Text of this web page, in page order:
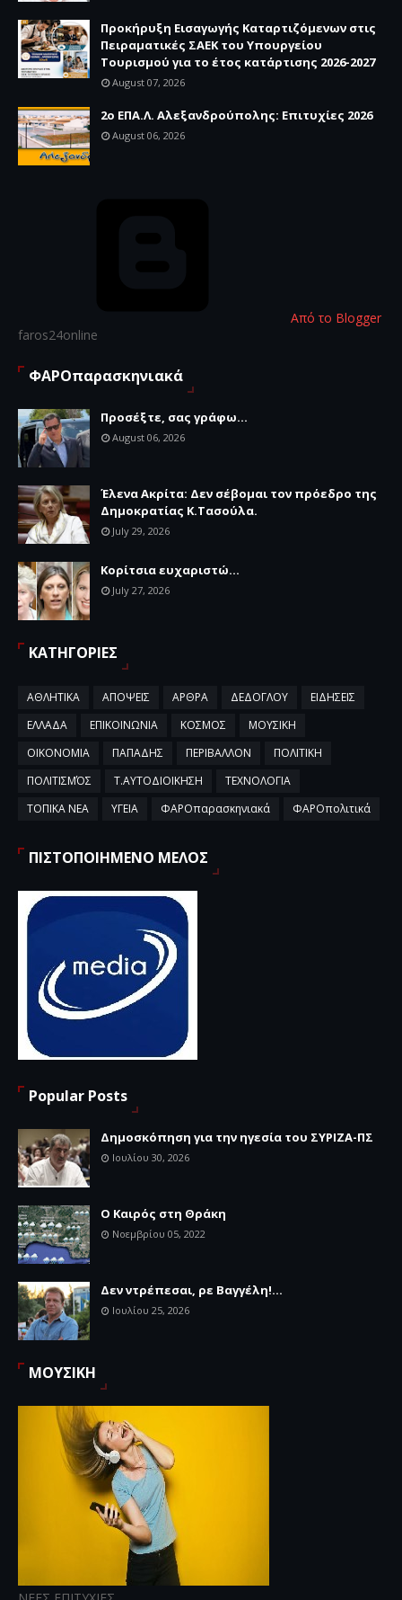
Προκήρυξη Εισαγωγής Καταρτιζόμενων στις
Πειραματικές ΣΑΕΚ του Υπουργείου
Τουρισμού για το έτος κατάρτισης 2026-2027
August 07, 2026
2ο ΕΠΑ.Λ. Αλεξανδρούπολης: Επιτυχίες 2026
August 06, 2026
Από το Blogger
faros24online
ΦΑΡΟπαρασκηνιακά
Προσέξτε, σας γράφω...
August 06, 2026
Έλενα Ακρίτα: Δεν σέβομαι τον πρόεδρο της
Δημοκρατίας Κ.Τασούλα.
July 29, 2026
Κορίτσια ευχαριστώ...
July 27, 2026
ΚΑΤΗΓΟΡΙΕΣ
ΑΘΛΗΤΙΚΑ ΑΠΟΨΕΙΣ ΑΡΘΡΑ ΔΕΔΟΓΛΟΥ
ΕΙΔΗΣΕΙΣ
ΕΛΛΑΔΑ
ΕΠΙΚΟΙΝΩΝΙΑ ΚΟΣΜΟΣ
ΜΟΥΣΙΚΗ
ΟΙΚΟΝΟΜΙΑ
ΠΑΠΑΔΗΣ ΠΕΡΙΒΑΛΛΟΝ
ΠΟΛΙΤΙΚΗ
ΠΟΛΙΤΙΣΜΌΣ
Τ.ΑΥΤΟΔΙΟΙΚΗΣΗ
ΤΕΧΝΟΛΟΓΙΑ
ΤΟΠΙΚΑ ΝΕΑ
ΥΓΕΙΑ ΦΑΡΟπαρασκηνιακά ΦΑΡΟπολιτικά
ΠΙΣΤΟΠΟΙΗΜΕΝΟ ΜΕΛΟΣ
Popular Posts
Δημοσκόπηση για την ηγεσία του ΣΥΡΙΖΑ-ΠΣ
Ιουλίου 30, 2026
Ο Καιρός στη Θράκη
Νοεμβρίου 05, 2022
Δεν ντρέπεσαι, ρε Βαγγέλη!...
Ιουλίου 25, 2026
ΜΟΥΣΙΚΗ